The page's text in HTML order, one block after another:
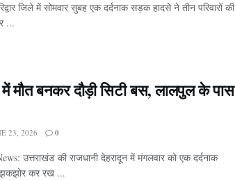
जिले में सोमवार सुबह एक दर्दनाक सड़क हादसे ने तीन परिवारों की
...
में मौत बनकर दौड़ी सिटी बस, लालपुल के पास
23, 2026 0
उत्तराखंड की राजधानी देहरादून में मंगलवार को एक दर्दनाक
कर रख ...